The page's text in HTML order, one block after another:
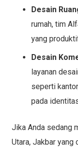
Desain
rumah, tim
yang
Desain
layanan
seperti
pada
Jika Anda sedang
Utara, Jakbar